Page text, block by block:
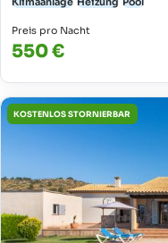
Preis pro Nacht
550 €
KOSTENLOS STORNIERBAR